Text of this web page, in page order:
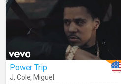
Power Trip
J. Cole, Miguel